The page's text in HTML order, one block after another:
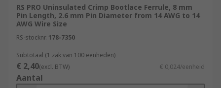
RS PRO Uninsulated Crimp Bootlace Ferrule, 8 mm
Pin Length, 2.6 mm Pin Diameter from 14 AWG to 14
AWG Wire Size
RS-stocknr. 178-7350
Subtotaal (1 zak van 100 eenheden)
€ 2,40(excl. BTW) € 0,024/eenheid
Aantal